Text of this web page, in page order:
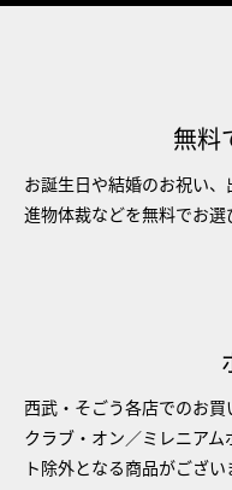
無料
お誕生日や結婚のお祝い
進物体裁などを無料でお選
西武・そごう各店でのお
クラブ・オン／ミレニア
ト除外となる商品がござい